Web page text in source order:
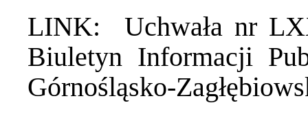
LINK: Uchwała nr
Biuletyn Informacji
Górnośląsko-